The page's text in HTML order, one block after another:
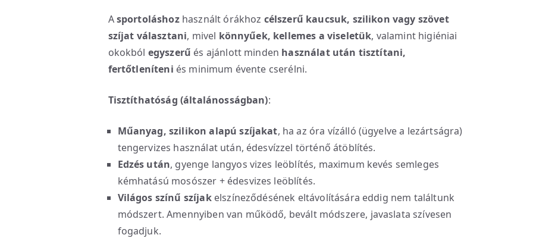
Asportoláshozhasznált órákhoz célszerű kaucsuk, szilikon vagy szövet
szíjat választani, mivel könnyűek, kellemes a viseletük, valamint higiéniai
okokból egyszerű és ajánlott minden használat után tisztítani,
fertőtleníteni és minimum évente cserélni.
Tisztíthatóság (általánosságban):
Műanyag, szilikon alapú szíjakat, ha az óra vízálló (ügyelve a lezártságra)
tengervizes használat után, édesvízzel történő átöblítés.
Edzés után, gyenge langyos vizes leöblítés, maximum kevés semleges
kémhatású mosószer + édesvizes leöblítés.
Világos színű szíjakelszíneződésének eltávolítására eddig nem találtunk
módszert. Amennyiben van működő, bevált módszere, javaslata szívesen
fogadjuk.